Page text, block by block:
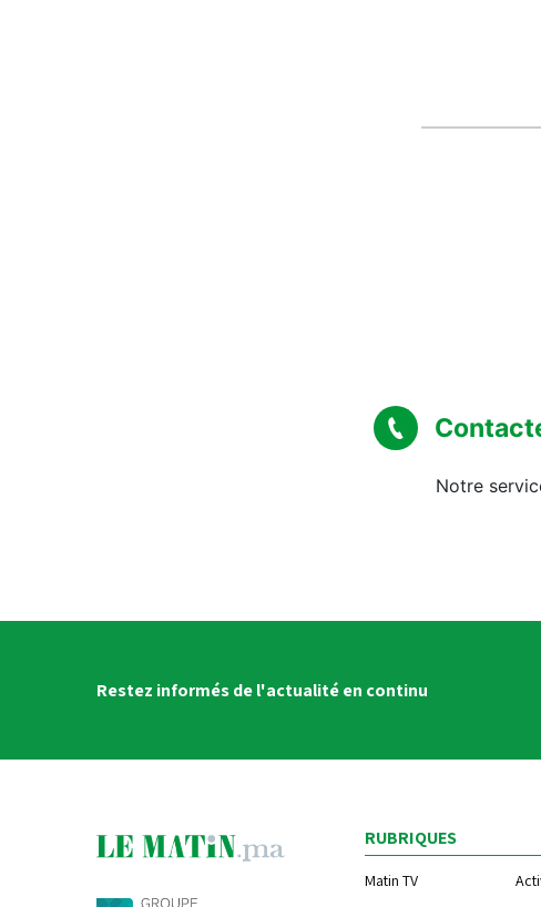
Notre
Restez informés de l'actualité en continu
RUBRIQUES
Matin TV